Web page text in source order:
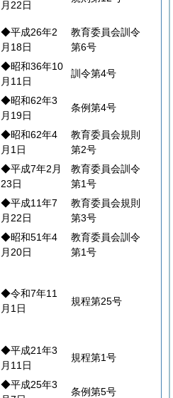
月22日
◆平成26年2
月18日
教育委員会訓令
第6号
◆昭和36年10
月11日
訓令第4号
◆昭和62年3
月19日
条例第4号
◆昭和62年4
月1日
教育委員会規則
第2号
◆平成7年2月
23日
教育委員会訓令
第1号
◆平成11年7
月22日
教育委員会規則
第3号
◆昭和51年4
月20日
教育委員会訓令
第1号
◆令和7年11
月1日
規程第25号
◆平成21年3
月11日
規程第1号
◆平成25年3
条例第5号